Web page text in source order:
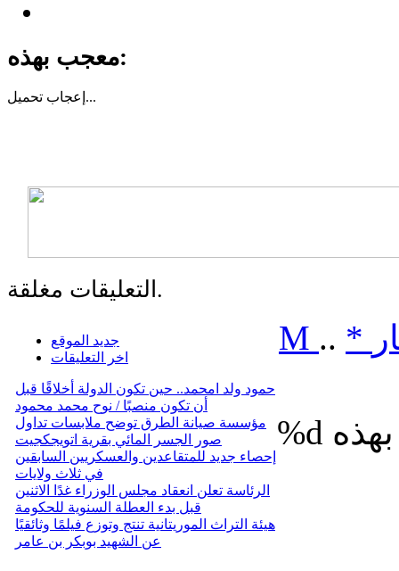
معجب بهذه:
إعجاب تحميل...
التعليقات مغلقة.
جديد الموقع
اخر التعليقات
حمود ولد امحمد.. حين تكون الدولة أخلاقًا قبل
أن تكون منصبًا / نوح محمد محمود
مؤسسة صيانة الطرق توضح ملابسات تداول
صور الجسر المائي بقرية اتويجكجيت
إحصاء جديد للمتقاعدين والعسكريين السابقين
في ثلاث ولايات
الرئاسة تعلن انعقاد مجلس الوزراء غدًا الاثنين
قبل بدء العطلة السنوية للحكومة
هيئة التراث الموريتانية تنتج وتوزع فيلمًا وثائقيًا
عن الشهيد بوبكر بن عامر
M .. *
%d